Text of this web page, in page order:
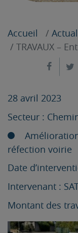
Accueil
TRAVAUX –
28 avril 2023
Secteur :
réfection voirie
Date
Intervenant :
Montant des